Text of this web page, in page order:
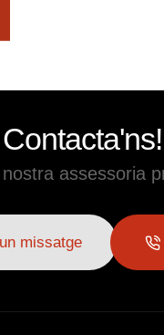
Contacta'ns!
nostra assessoria
missatge